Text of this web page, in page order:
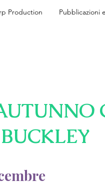
Production Pubblicazioni